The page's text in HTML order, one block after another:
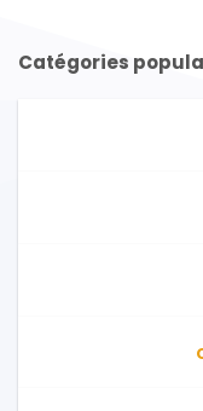
Catégories